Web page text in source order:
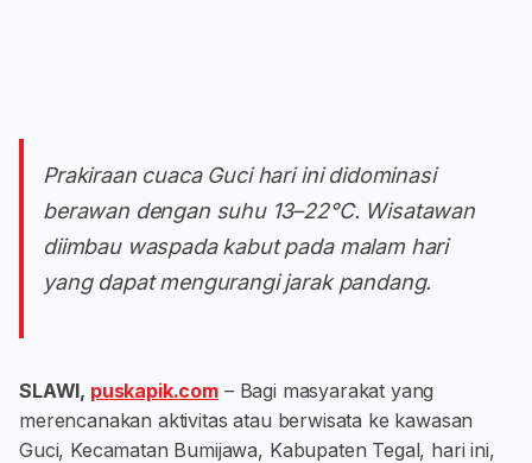
Prakiraan cuaca Guci hari ini didominasi
berawan dengan suhu 13–22°C. Wisatawan
diimbau waspada kabut pada malam hari
yang dapat mengurangi jarak pandang.
SLAWI, puskapik.com– Bagi masyarakat yang
merencanakan aktivitas atau berwisata ke kawasan
Guci, Kecamatan Bumijawa, Kabupaten Tegal, hari ini,